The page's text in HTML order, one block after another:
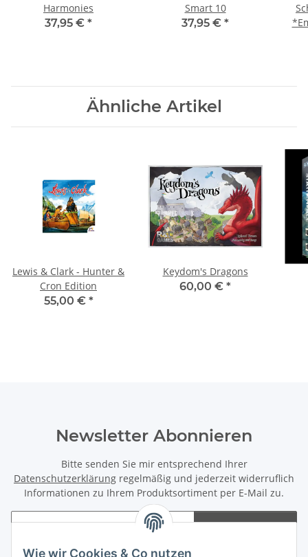
Wie wir Cookies & Co nutzen
Harmonies
37,95 € *
Smart 10
37,95 € *
Ähnliche Artikel
Lewis & Clark - Hunter &
Cron Edition
55,00 € *
Keydom's Dragons
60,00 € *
Newsletter Abonnieren
Bitte senden Sie mir entsprechend Ihrer
Datenschutzerklärung regelmäßig und jederzeit widerruflich
Informationen zu Ihrem Produktsortiment per E-Mail zu.
Abonnieren
Newsletter Abonnieren